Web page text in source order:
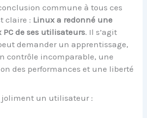
commune à tous ces
claire : Linux a redonné une
PC de ses utilisateurs. Il s’agit
demander un apprentissage,
contrôle incomparable, une
des performances et une liberté
joliment un utilisateur :